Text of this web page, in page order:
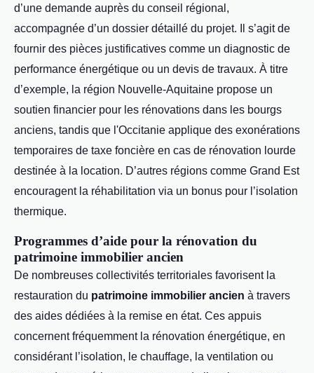
d’une demande auprès du conseil régional,
accompagnée d’un dossier détaillé du projet. Il s’agit de
fournir des pièces justificatives comme un diagnostic de
performance énergétique ou un devis de travaux. À titre
d’exemple, la région Nouvelle-Aquitaine propose un
soutien financier pour les rénovations dans les bourgs
anciens, tandis que l'Occitanie applique des exonérations
temporaires de taxe foncière en cas de rénovation lourde
destinée à la location. D’autres régions comme Grand Est
encouragent la réhabilitation via un bonus pour l’isolation
thermique.
Programmes d’aide pour la rénovation du
patrimoine immobilier ancien
De nombreuses collectivités territoriales favorisent la
restauration du patrimoine immobilier ancien à travers
des aides dédiées à la remise en état. Ces appuis
concernent fréquemment la rénovation énergétique, en
considérant l’isolation, le chauffage, la ventilation ou